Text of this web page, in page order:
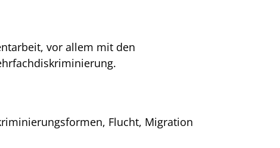
vor allem mit den
Flucht, Migration